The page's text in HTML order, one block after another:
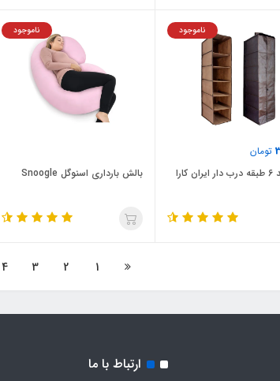
تومان
ناموجود ناموجود
بالش بارداری اسنوگل Snoogle
1
2
3
4
ارتباط با ما